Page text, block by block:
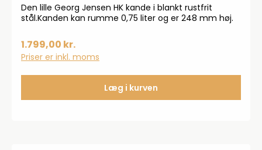
Den lille Georg Jensen HK kande i blankt rustfrit
stål.Kanden kan rumme 0,75 liter og er 248 mm høj.
1.799,00 kr.
Priser er inkl. moms
Læg i kurven